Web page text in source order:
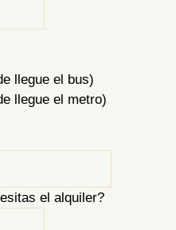
llegue el bus)
llegue el metro)
el alquiler?